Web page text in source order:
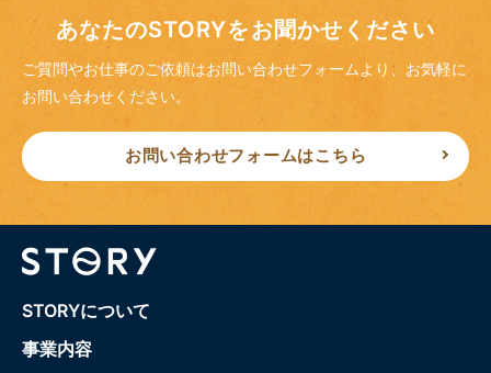
あなたのSTORYをお聞かせください
ご質問やお仕事のご依頼はお問い合わせフォームより、 お気軽に
お問い合わせください。
お問い合わせフォームはこちら
STORYについて
事業内容